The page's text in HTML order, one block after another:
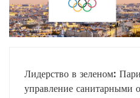
Лидерство в зеленом:
управление санитарными